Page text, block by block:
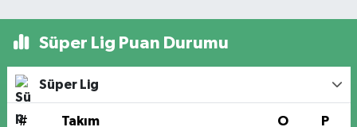
Süper Lig Puan Durumu
Süper Lig
# Takım O P